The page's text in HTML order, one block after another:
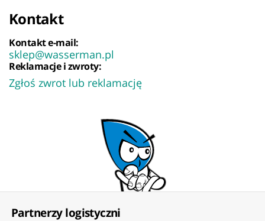
Kontakt
Kontakt e-mail:
sklep@wasserman.pl
Reklamacje i zwroty:
Zgłoś zwrot lub reklamację
Partnerzy logistyczni